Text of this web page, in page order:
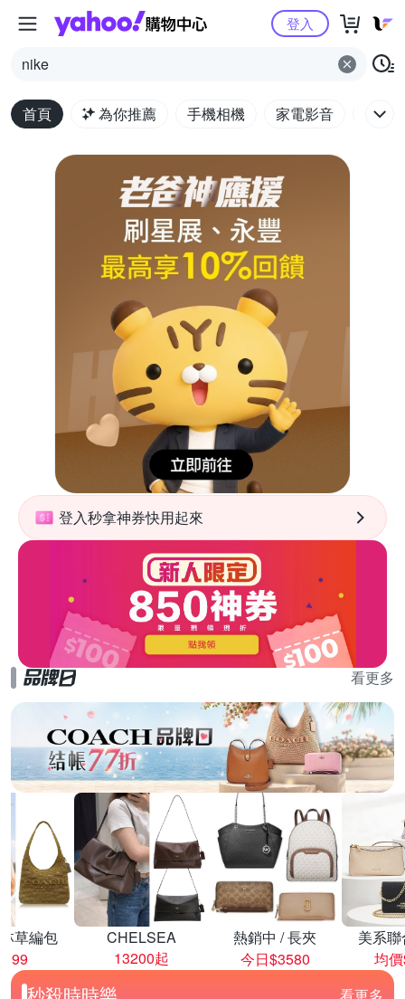
Yahoo購物中心
nike
登入
首頁 為你推薦 手機相機 家電影音 電腦
登入秒拿神券快用起來
看更多
草編包
CHELSEA
13200起
熱銷中 / 長夾
今日$3580
美系
均
看更多